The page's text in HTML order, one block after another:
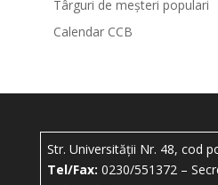
Târguri de meșteri populari
Calendar CCB
Str. Universității Nr. 48, cod
Tel/Fax: 0230/551372 –